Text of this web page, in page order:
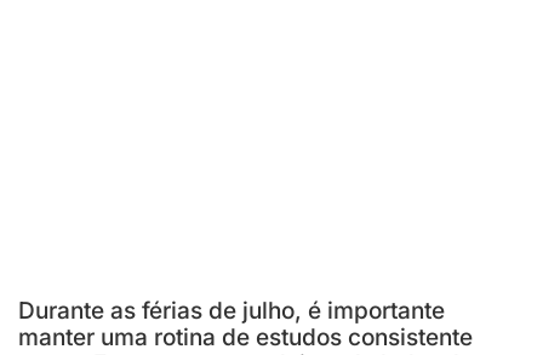
Durante as férias de julho, é importante
manter uma rotina de estudos consistente